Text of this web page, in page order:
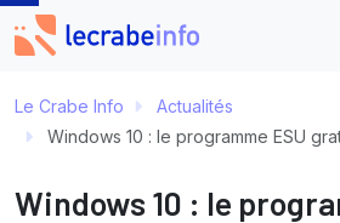
Le Crabe Info
Actualités
Windows 10 : le programme ESU gratuit
Windows 10 : le